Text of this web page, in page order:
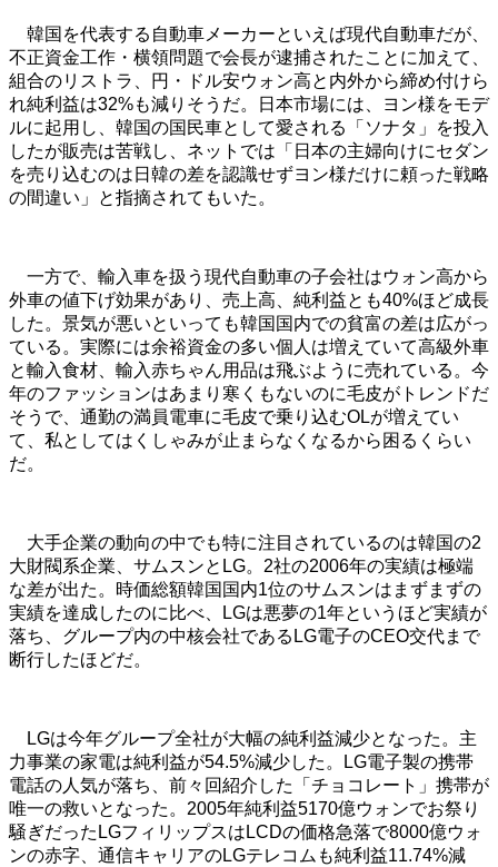
韓国を代表する自動車メーカーといえば現代自動車だが、
不正資金工作・横領問題で会長が逮捕されたことに加えて、
組合のリストラ、円・ドル安ウォン高と内外から締め付けら
れ純利益は32%も減りそうだ。日本市場には、ヨン様をモデ
ルに起用し、韓国の国民車として愛される「ソナタ」を投入
したが販売は苦戦し、ネットでは「日本の主婦向けにセダン
を売り込むのは日韓の差を認識せずヨン様だけに頼った戦略
の間違い」と指摘されてもいた。
一方で、輸入車を扱う現代自動車の子会社はウォン高から
外車の値下げ効果があり、売上高、純利益とも40%ほど成長
した。景気が悪いといっても韓国国内での貧富の差は広がっ
ている。実際には余裕資金の多い個人は増えていて高級外車
と輸入食材、輸入赤ちゃん用品は飛ぶように売れている。今
年のファッションはあまり寒くもないのに毛皮がトレンドだ
そうで、通勤の満員電車に毛皮で乗り込むOLが増えてい
て、私としてはくしゃみが止まらなくなるから困るくらい
だ。
大手企業の動向の中でも特に注目されているのは韓国の2
大財閥系企業、サムスンとLG。2社の2006年の実績は極端
な差が出た。時価総額韓国国内1位のサムスンはまずまずの
実績を達成したのに比べ、LGは悪夢の1年というほど実績が
落ち、グループ内の中核会社であるLG電子のCEO交代まで
断行したほどだ。
LGは今年グループ全社が大幅の純利益減少となった。主
力事業の家電は純利益が54.5%減少した。LG電子製の携帯
電話の人気が落ち、前々回紹介した「チョコレート」携帯が
唯一の救いとなった。2005年純利益5170億ウォンでお祭り
騒ぎだったLGフィリップスはLCDの価格急落で8000億ウォ
ンの赤字、通信キャリアのLGテレコムも純利益11.74%減